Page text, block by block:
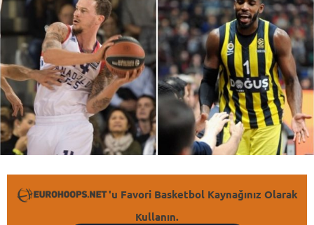
'u Favori Basketbol Kaynağınız Olarak
Kullanın.